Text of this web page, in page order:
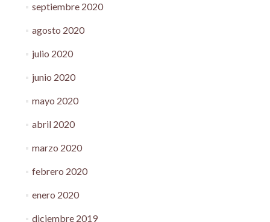
septiembre 2020
agosto 2020
julio 2020
junio 2020
mayo 2020
abril 2020
marzo 2020
febrero 2020
enero 2020
diciembre 2019